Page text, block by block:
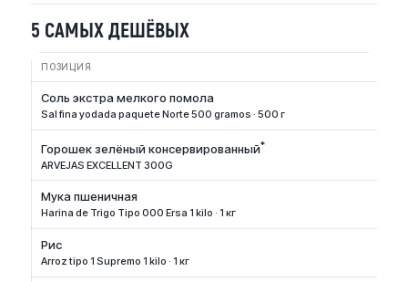
5 САМЫХ ДЕШЁВЫХ
ПОЗИЦИЯ
Соль экстра мелкого помола
Sal fina yodada paquete Norte 500 gramos · 500 г
Горошек зелёный консервированный*
ARVEJAS EXCELLENT 300G
Мука пшеничная
Harina de Trigo Tipo 000 Ersa 1 kilo · 1 кг
Рис
Arroz tipo 1 Supremo 1 kilo · 1 кг